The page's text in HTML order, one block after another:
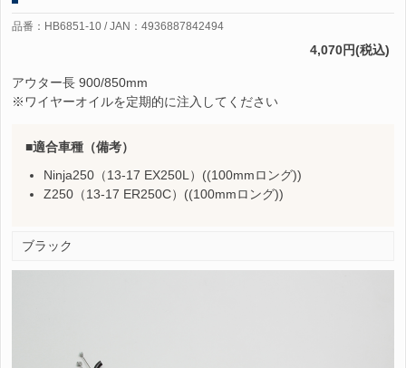
品番：HB6851-10 / JAN：4936887842494
4,070円(税込)
アウター長 900/850mm
※ワイヤーオイルを定期的に注入してください
適合車種（備考）
Ninja250（13-17 EX250L）((100mmロング))
Z250（13-17 ER250C）((100mmロング))
ブラック